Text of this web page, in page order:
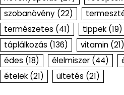
szobanövény (22)
természetes (41) tippek (19)
táplálkozás (136) vitamin (21)
édes (18) élelmiszer (44)
ételek (21) ültetés (21)